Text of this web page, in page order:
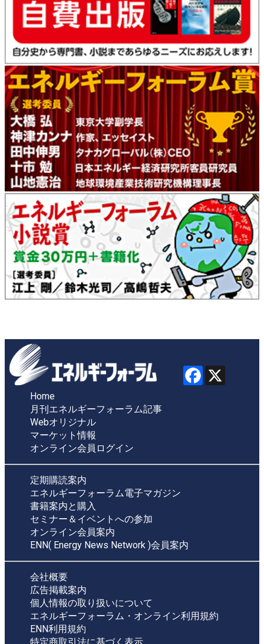
Home
月刊エネルギーフォーラム記事
Webオリジナル
マーケット情報
オンライン会員ログイン
定期購読案内
エネルギーフォーラム電子マガジン
書籍案内と購入
セミナー＆イベントへの参加
オンライン会員案内
ENN( Energy News Network )会員案内
会社概要
広告掲載案内
個人情報の取り扱いについて
エネルギーフォーラム・オンライン利用規約
ENN利用規約